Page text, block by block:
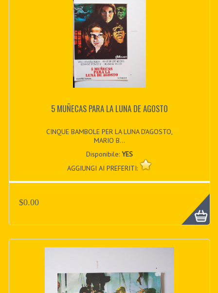
5 MUÑECAS PARA LA LUNA DE AGOSTO
CINQUE BAMBOLE PER LA LUNA D’AGOSTO,
MARIO B...
Disponibile: YES
AGGIUNGI AI PREFERITI:
$0.00